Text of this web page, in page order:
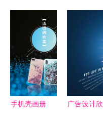
视觉与味觉
的双重诱惑
手机壳画册
广告设计欣